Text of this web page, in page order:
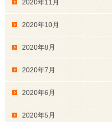
2020年11月
2020年10月
2020年8月
2020年7月
2020年6月
2020年5月